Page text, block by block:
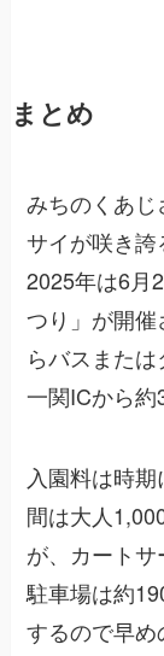
まとめ
みちのくあ
サイが咲き誇
2025年は6月
つり」が開
らバスまた
一関ICから約
入園料は時
間は大人
が、カートサ
駐車場は約
するので早め